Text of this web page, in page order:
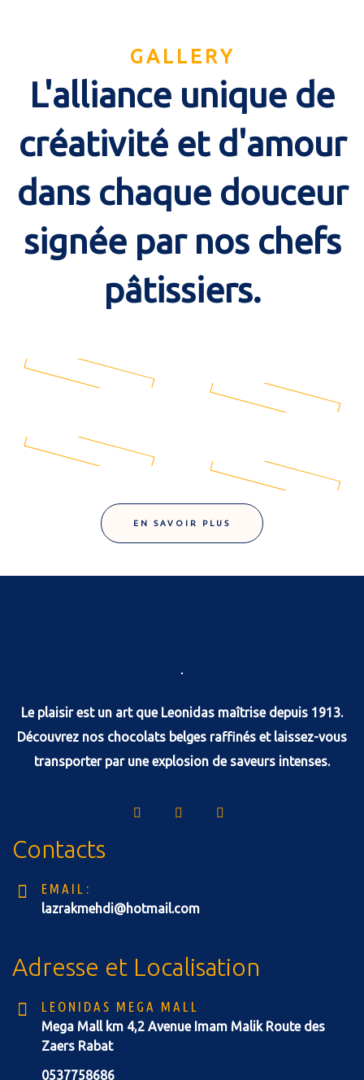
GALLERY
L'alliance unique de
créativité et d'amour
dans chaque douceur
signée par nos chefs
pâtissiers.
EN SAVOIR PLUS
Le plaisir est un art que Leonidas maîtrise depuis 1913.
Découvrez nos chocolats belges raffinés et laissez-vous
transporter par une explosion de saveurs intenses.
Contacts
EMAIL:
lazrakmehdi@hotmail.com
Adresse et Localisation
LEONIDAS MEGA MALL
Mega Mall km 4,2 Avenue Imam Malik Route des
Zaers Rabat
0537758686